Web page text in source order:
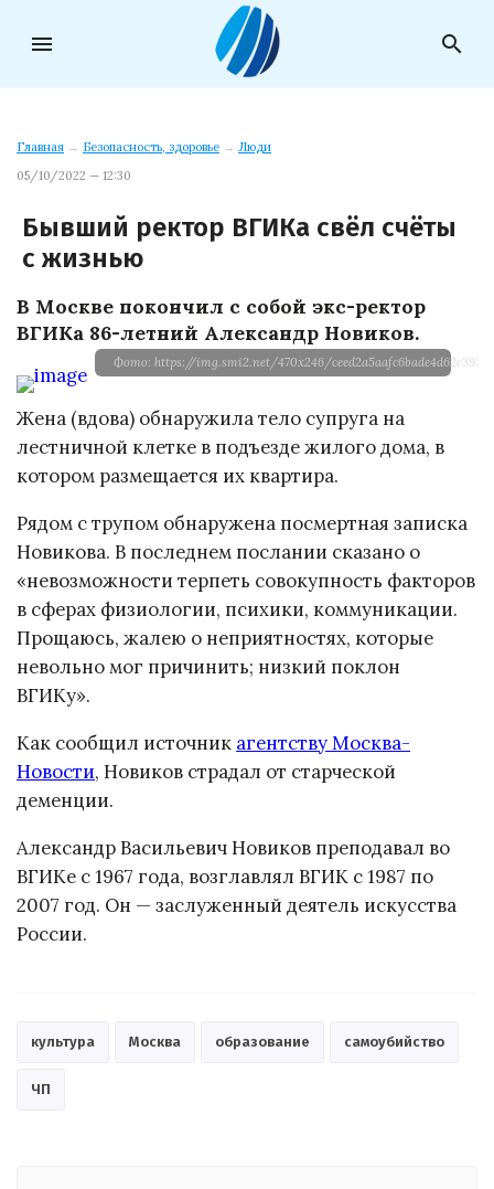
menu search
Главная → Безопасность, здоровье → Люди
05/10/2022 — 12:30
Бывший ректор ВГИКа свёл счёты
с жизнью
В Москве покончил с собой экс-ректор
ВГИКа 86-летний Александр Новиков.
Фото: https://img.smi2.net/470x246/
Жена (вдова) обнаружила тело супруга на
лестничной клетке в подъезде жилого дома, в
котором размещается их квартира.
Рядом с трупом обнаружена посмертная записка
Новикова. В последнем послании сказано о
«невозможности терпеть совокупность факторов
в сферах физиологии, психики, коммуникации.
Прощаюсь, жалею о неприятностях, которые
невольно мог причинить; низкий поклон
ВГИКу».
Как сообщил источник агентству Москва-
Новости, Новиков страдал от старческой
деменции.
Александр Васильевич Новиков преподавал во
ВГИКе с 1967 года, возглавлял ВГИК с 1987 по
2007 год. Он — заслуженный деятель искусства
России.
культура Москва образование самоубийство
ЧП